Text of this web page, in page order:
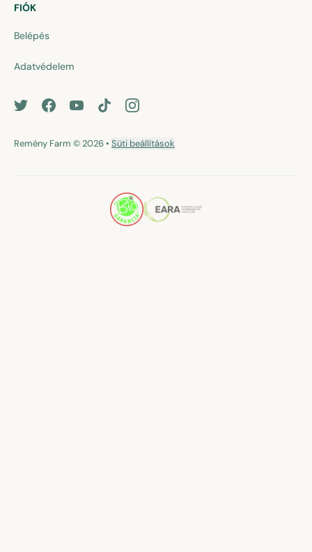
FIÓK
Belépés
Adatvédelem
Remény Farm © 2026• Süti beállítások